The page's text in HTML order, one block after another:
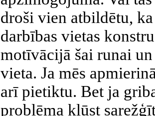
droši vien atbildētu,
darbības vietas
motīvācijā šai runai
vieta. Ja mēs
arī pietiktu. Bet ja
problēma kļūst